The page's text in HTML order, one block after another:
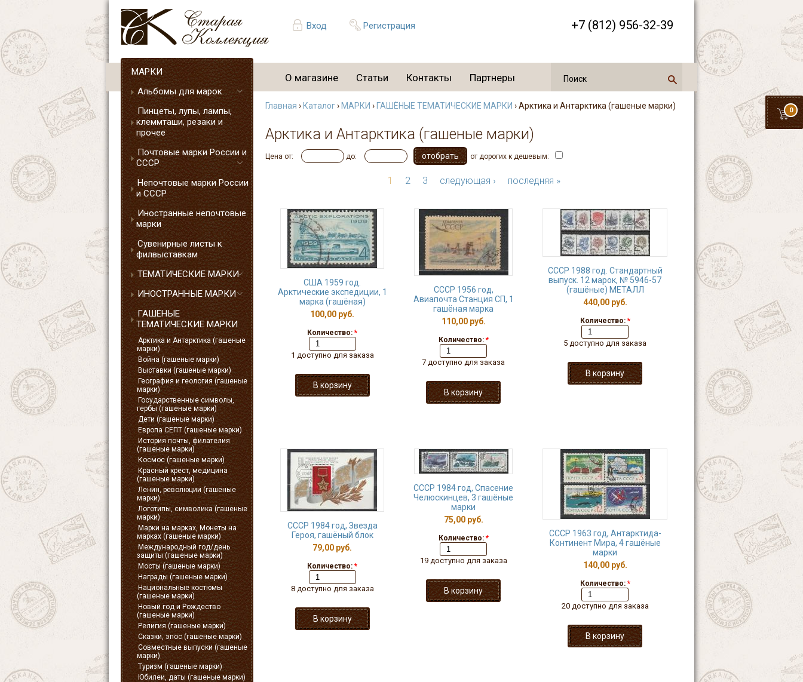
Вход Регистрация +7 (812) 956-32-39
0
О магазине Статьи Контакты Партнеры
МАРКИ
Альбомы для марок
Пинцеты, лупы, лампы,
клеммташи, резаки и
прочее
Почтовые марки России и
СССР
Непочтовые марки России
и СССР
Иностранные непочтовые
марки
Сувенирные листы к
филвыставкам
ТЕМАТИЧЕСКИЕ МАРКИ
ИНОСТРАННЫЕ МАРКИ
ГАШЁНЫЕ
ТЕМАТИЧЕСКИЕ МАРКИ
Арктика и Антарктика (гашеные
марки)
Война (гашеные марки)
Выставки (гашеные марки)
География и геология (гашеные
марки)
Государственные символы,
гербы (гашеные марки)
Дети (гашеные марки)
Европа СЕПТ (гашеные марки)
История почты, филателия
(гашеные марки)
Космос (гашеные марки)
Красный крест, медицина
(гашеные марки)
Ленин, революции (гашеные
марки)
Логотипы, символика (гашеные
марки)
Марки на марках, Монеты на
марках (гашеные марки)
Международный год/день
защиты (гашеные марки)
Мосты (гашеные марки)
Награды (гашеные марки)
Национальные костюмы
(гашеные марки)
Новый год и Рождество
(гашеные марки)
Религия (гашеные марки)
Сказки, эпос (гашеные марки)
Совместные выпуски (гашеные
марки)
Туризм (гашеные марки)
Юбилеи, даты (гашеные марки)
Главная › Каталог› МАРКИ › ГАШЁНЫЕ ТЕМАТИЧЕСКИЕ МАРКИ › Арктика и Антарктика (гашеные марки)
Арктика и Антарктика (гашеные марки)
Цена от: до: от дорогих к дешевым:
1 2 3 следующая › последняя »
США 1959 год.
Арктические экспедиции, 1
марка (гашёная)
100,00 руб.
Количество: *
1 доступно для заказа
СССР 1956 год,
Авиапочта Станция СП, 1
гашёная марка
110,00 руб.
Количество: *
7 доступно для заказа
СССР 1988 год. Стандартный
выпуск. 12 марок, № 5946-57
(гашёные) МЕТАЛЛ
440,00 руб.
Количество: *
5 доступно для заказа
СССР 1984 год, Звезда
Героя, гашёный блок
79,00 руб.
Количество: *
8 доступно для заказа
СССР 1984 год, Спасение
Челюскинцев, 3 гашёные
марки
75,00 руб.
Количество: *
19 доступно для заказа
СССР 1963 год, Антарктида-
Континент Мира, 4 гашёные
марки
140,00 руб.
Количество: *
20 доступно для заказа